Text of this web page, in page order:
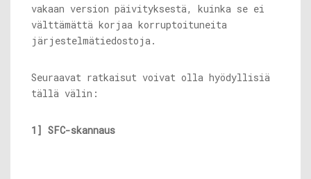
vakaan version päivityksestä, kuinka se ei
välttämättä korjaa korruptoituneita
järjestelmätiedostoja.
Seuraavat ratkaisut voivat olla hyödyllisiä
tällä välin:
1] SFC-skannaus